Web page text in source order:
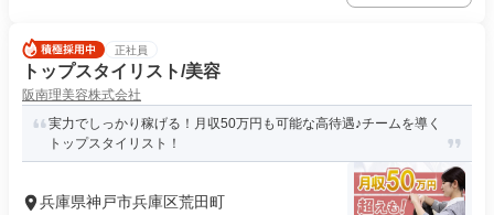
正社員
トップスタイリスト/美容
阪南理美容株式会社
実力でしっかり稼げる！月収50万円も可能な高待遇♪チームを導く
トップスタイリスト！
兵庫県神戸市兵庫区荒田町